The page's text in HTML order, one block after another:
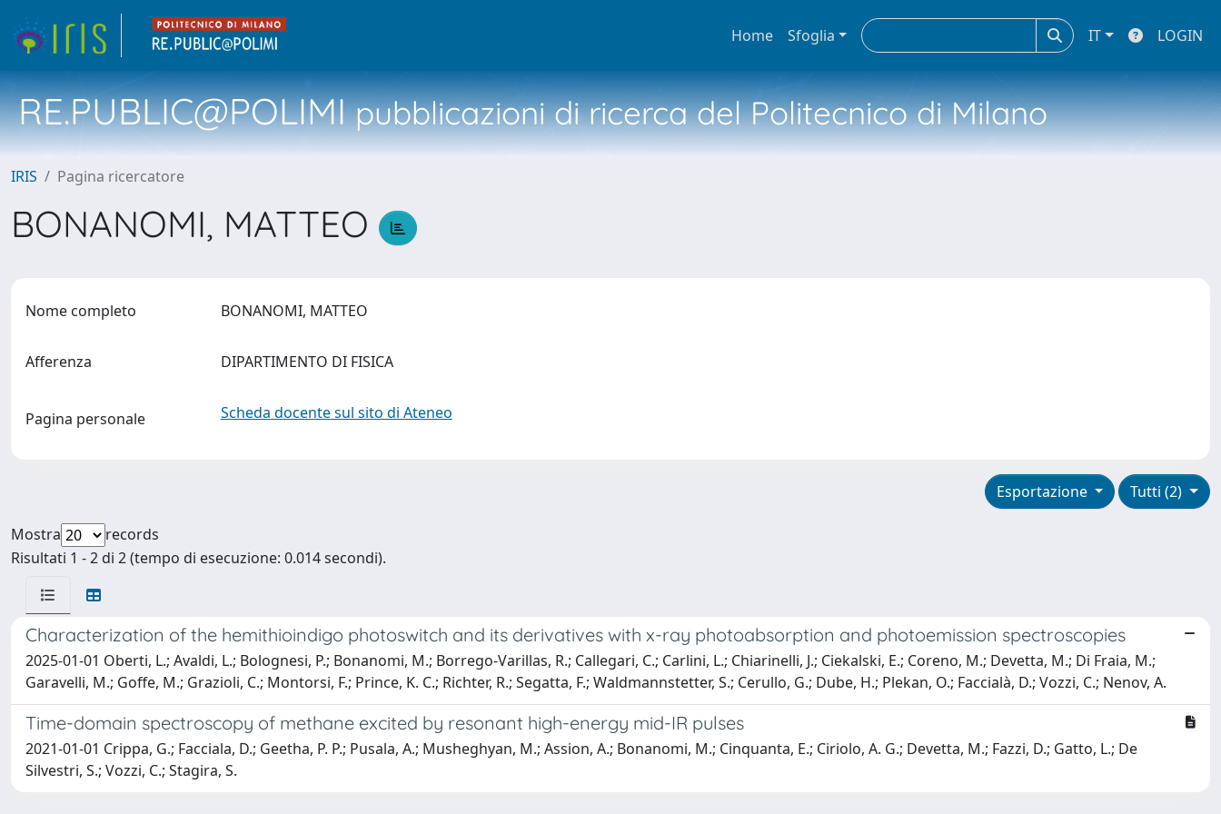
Home Sfoglia IT LOGIN
RE.PUBLIC@POLIMIpubblicazioni di ricerca del Politecnico di Milano
IRIS Pagina ricercatore
BONANOMI, MATTEO
Nome completo BONANOMI, MATTEO
Afferenza DIPARTIMENTO DI FISICA
Pagina personale Scheda docente sul sito di Ateneo
Tutti (2)
Esportazione
Mostra
records
Risultati 1 - 2 di 2 (tempo di esecuzione: 0.014 secondi).
Characterization of the hemithioindigo photoswitch and its derivatives with x-ray photoabsorption and photoemission spectroscopies
2025-01-01 Oberti, L.; Avaldi, L.; Bolognesi, P.; Bonanomi, M.; Borrego-Varillas, R.; Callegari, C.; Carlini, L.; Chiarinelli, J.; Ciekalski, E.; Coreno, M.; Devetta, M.; Di Fraia, M.;
Garavelli, M.; Goffe, M.; Grazioli, C.; Montorsi, F.; Prince, K. C.; Richter, R.; Segatta, F.; Waldmannstetter, S.; Cerullo, G.; Dube, H.; Plekan, O.; Faccialà, D.; Vozzi, C.; Nenov, A.
Time-domain spectroscopy of methane excited by resonant high-energy mid-IR pulses
2021-01-01 Crippa, G.; Facciala, D.; Geetha, P. P.; Pusala, A.; Musheghyan, M.; Assion, A.; Bonanomi, M.; Cinquanta, E.; Ciriolo, A. G.; Devetta, M.; Fazzi, D.; Gatto, L.; De
Silvestri, S.; Vozzi, C.; Stagira, S.